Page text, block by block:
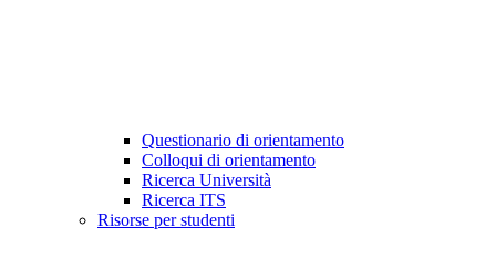
Questionario di orientamento
Colloqui di orientamento
Ricerca Università
Ricerca ITS
Risorse per studenti